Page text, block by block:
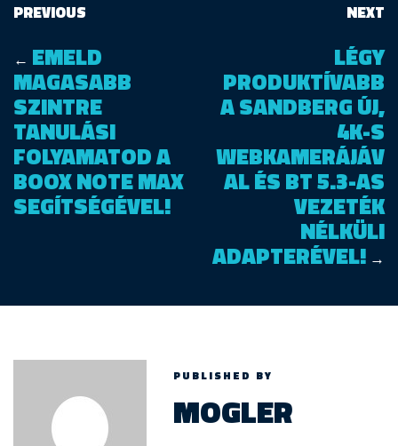
PREVIOUS
← EMELD
MAGASABB
SZINTRE
TANULÁSI
FOLYAMATOD A
BOOX NOTE MAX
SEGÍTSÉGÉVEL!
NEXT
LÉGY
PRODUKTÍVABB
A SANDBERG ÚJ,
4K-S
WEBKAMERÁJÁV
AL ÉS BT 5.3-AS
VEZETÉK
NÉLKÜLI
ADAPTERÉVEL! →
PUBLISHED BY
MOGLER